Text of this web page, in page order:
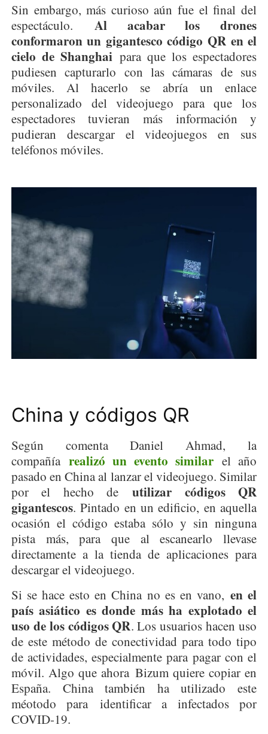
Sin embargo, más curioso aún fue el final del
espectáculo. Al acabar los drones
conformaron un gigantesco código QR en el
cielo de Shanghaipara que los espectadores
pudiesen capturarlo con las cámaras de sus
móviles. Al hacerlo se abría un enlace
personalizado del videojuego para que los
espectadores tuvieran más información y
pudieran descargar el videojuegos en sus
teléfonos móviles.
China y códigos QR
Según comenta Daniel Ahmad, la
compañía realizó un evento similar el año
pasado en China al lanzar el videojuego. Similar
por el hecho deutilizar códigos QR
gigantescos. Pintado en un edificio, en aquella
ocasión el código estaba sólo y sin ninguna
pista más, para que al escanearlo llevase
directamente a la tienda de aplicaciones para
descargar el videojuego.
Si se hace esto en China no es en vano, en el
país asiático es donde más ha explotado el
uso de los códigos QR. Los usuarios hacen uso
de este método de conectividad para todo tipo
de actividades, especialmente para pagar con el
móvil. Algo que ahora Bizum quiere copiar en
España. China también ha utilizado este
méotodo para identificar a infectados por
COVID-19.